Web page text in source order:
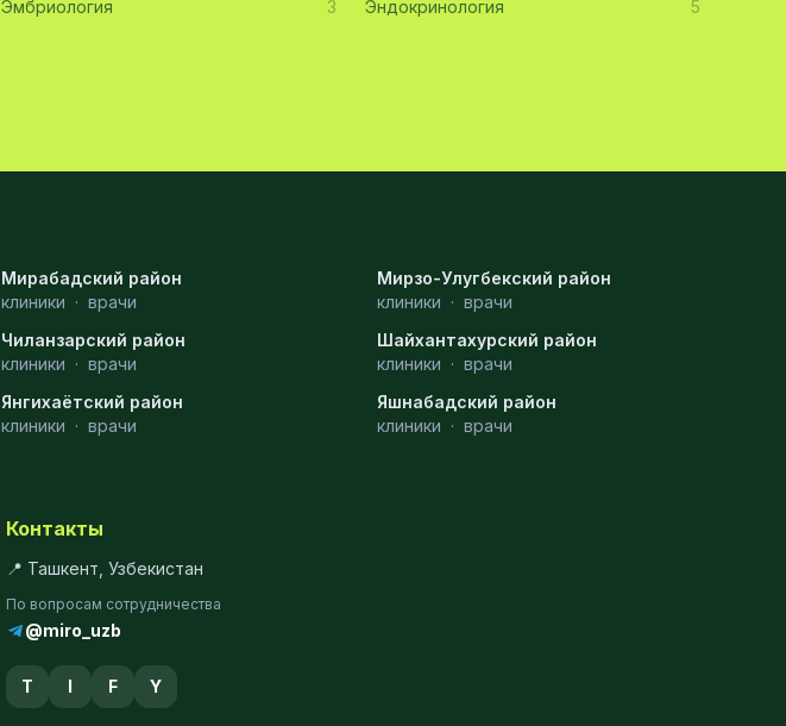
Эмбриология 3 Эндокринология 5
Мирабадский район
клиники · врачи
Мирзо-Улугбекский район
клиники · врачи
Чиланзарский район
клиники · врачи
Шайхантахурский район
клиники · врачи
Янгихаётский район
клиники · врачи
Яшнабадский район
клиники · врачи
Контакты
📍 Ташкент, Узбекистан
По вопросам сотрудничества
@miro_uzb
T I F Y